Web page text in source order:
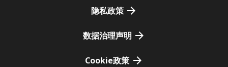
隐私政策
数据治理声明
Cookie政策